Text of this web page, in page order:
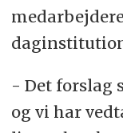
- Det forslag
og vi har